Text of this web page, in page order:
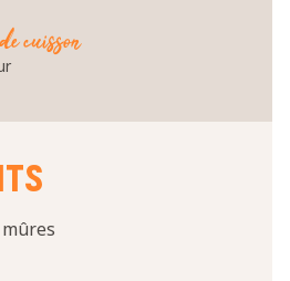
cuisson